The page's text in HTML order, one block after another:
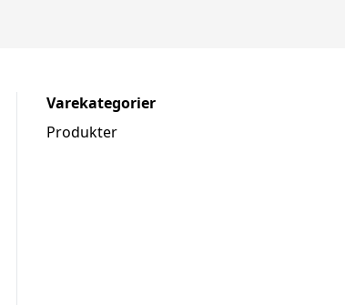
Varekategorier
Produkter